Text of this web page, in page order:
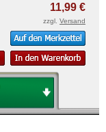
11,99 €
zzgl. Versand